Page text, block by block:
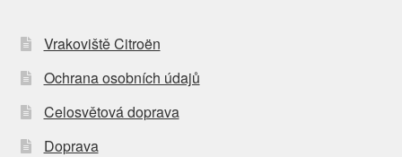
Vrakoviště Citroën
Ochrana osobních údajů
Celosvětová doprava
Doprava